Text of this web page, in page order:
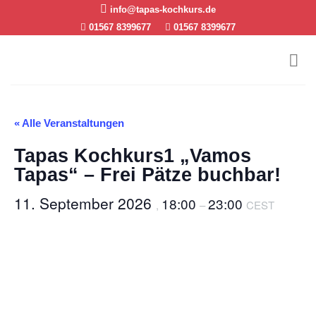
info@tapas-kochkurs.de
01567 8399677
01567 8399677
« Alle Veranstaltungen
Tapas Kochkurs1 „Vamos
Tapas“ – Frei Pätze buchbar!
11. September 2026 , 18:00 –23:00 CEST